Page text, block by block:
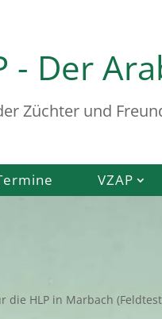
- Der
Züchter und
VZAP
HLP in Marbach